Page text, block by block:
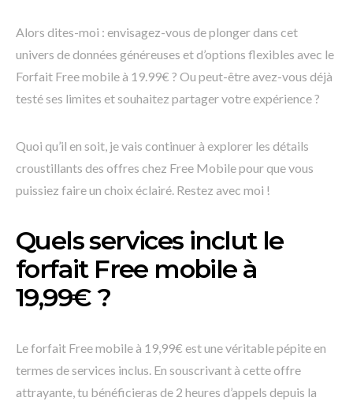
Alors dites-moi : envisagez-vous de plonger dans cet
univers de données généreuses et d’options flexibles avec le
Forfait Free mobile à 19.99€ ? Ou peut-être avez-vous déjà
testé ses limites et souhaitez partager votre expérience ?
Quoi qu’il en soit, je vais continuer à explorer les détails
croustillants des offres chez Free Mobile pour que vous
puissiez faire un choix éclairé. Restez avec moi !
Quels services inclut le
forfait Free mobile à
19,99€ ?
Le forfait Free mobile à 19,99€ est une véritable pépite en
termes de services inclus. En souscrivant à cette offre
attrayante, tu bénéficieras de 2 heures d’appels depuis la